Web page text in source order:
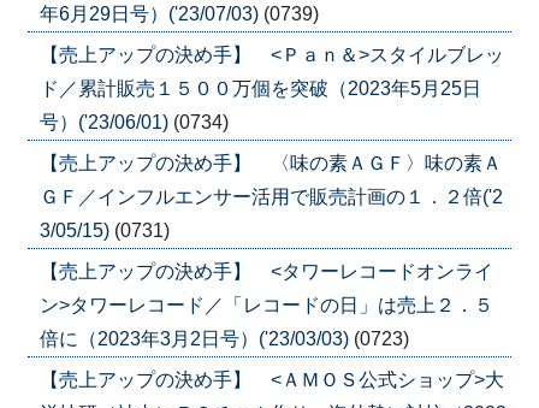
年6月29日号）('23/07/03) (0739)
【売上アップの決め手】 <Ｐａｎ＆>スタイルブレッ
ド／累計販売１５００万個を突破（2023年5月25日
号）('23/06/01) (0734)
【売上アップの決め手】 〈味の素ＡＧＦ〉味の素Ａ
ＧＦ／インフルエンサー活用で販売計画の１．２倍('2
3/05/15) (0731)
【売上アップの決め手】 <タワーレコードオンライ
ン>タワーレコード／「レコードの日」は売上２．５
倍に（2023年3月2日号）('23/03/03) (0723)
【売上アップの決め手】 <ＡＭＯＳ公式ショップ>大